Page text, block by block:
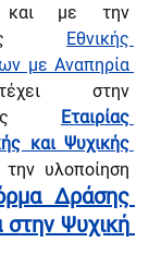
με την
Εθνικής
με Aναπηρία
στην
Εταιρίας
και Ψυχικής
την υλοποίηση
Δράσης
στην Ψυχική